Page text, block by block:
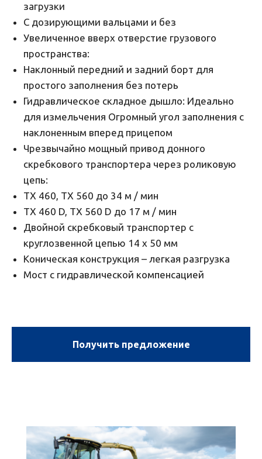
загрузки
С дозирующими вальцами и без
Увеличенное вверх отверстие грузового
пространства:
Наклонный передний и задний борт для
простого заполнения без потерь
Гидравлическое складное дышло: Идеально
для измельчения Огромный угол заполнения с
наклоненным вперед прицепом
Чрезвычайно мощный привод донного
скребкового транспортера через роликовую
цепь:
TX 460, TX 560 до 34 м / мин
TX 460 D, TX 560 D до 17 м / мин
Двойной скребковый транспортер с
круглозвенной цепью 14 x 50 мм
Коническая конструкция – легкая разгрузка
Мост с гидравлической компенсацией
Получить предложение